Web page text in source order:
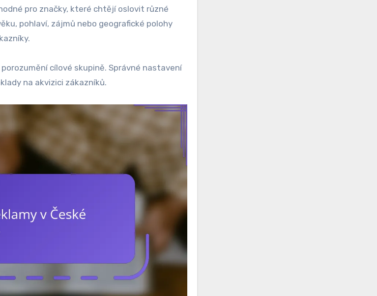
pro značky, které chtějí oslovit různé
pohlaví, zájmů nebo geografické polohy
cílové skupině. Správné nastavení
na akvizici zákazníků.